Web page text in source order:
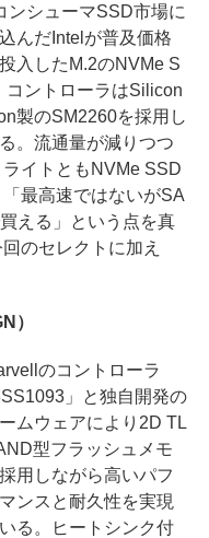
ンシューマSSD市場に
んだIntelが普及価格
入したM.2のNVMe S
コントローラはSilicon
製のSM2260を採用し
。流通量が減りつつ
イトともNVMe SSD
最高速ではないがSA
える」という点を真
のセレクトに加え
）
のコントローラ
」と独自開発の
ムウェアにより2D TL
型フラッシュメモ
用しながら高いパフ
ンスと耐久性を実現
る。ヒートシンク付